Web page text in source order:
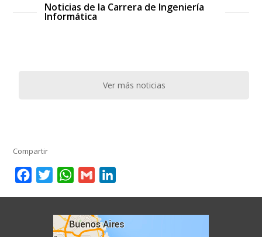
Noticias de la Carrera de Ingeniería
Informática
Ver más noticias
Compartir
FacebookTwitterWhatsApp
Gmail